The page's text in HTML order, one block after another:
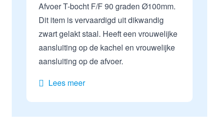
Afvoer T-bocht F/F 90 graden Ø100mm.
Dit item is vervaardigd uit dikwandig
zwart gelakt staal. Heeft een vrouwelijke
aansluiting op de kachel en vrouwelijke
aansluiting op de afvoer.
Lees meer